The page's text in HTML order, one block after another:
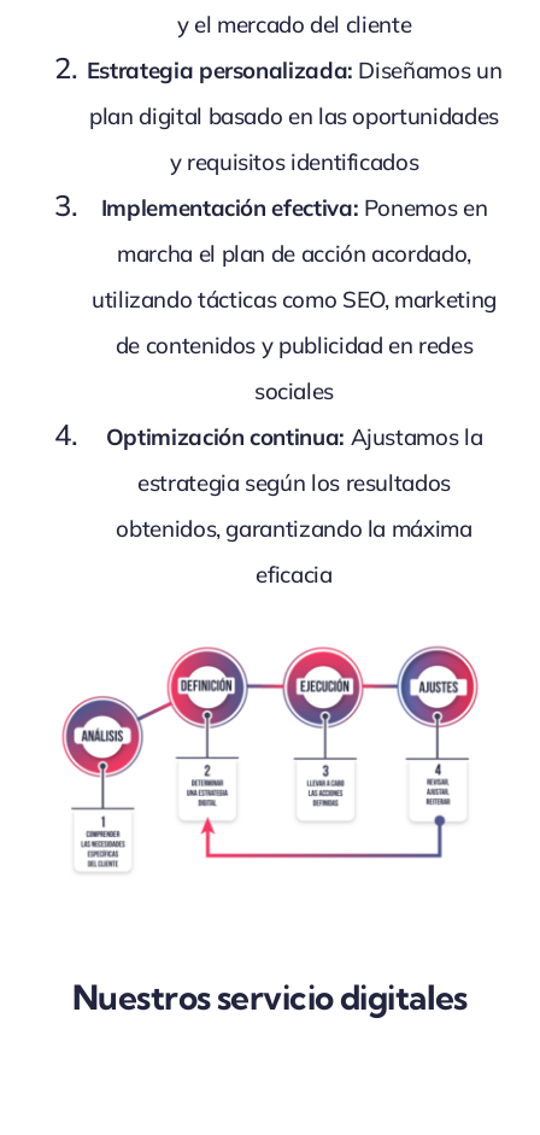
y el mercado del cliente
Estrategia personalizada: Diseñamos un
plan digital basado en las oportunidades
y requisitos identificados
Implementación efectiva: Ponemos en
marcha el plan de acción acordado,
utilizando tácticas como SEO, marketing
de contenidos y publicidad en redes
sociales
Optimización continua: Ajustamos la
estrategia según los resultados
obtenidos, garantizando la máxima
eficacia
Nuestros servicio digitales